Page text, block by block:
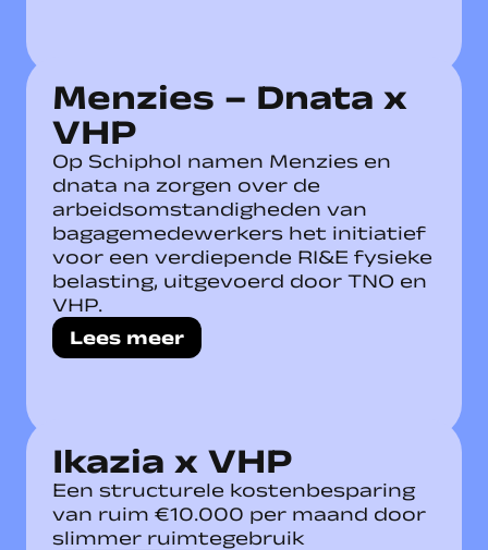
Menzies – Dnata x
VHP
Op Schiphol namen Menzies en
dnata na zorgen over de
arbeidsomstandigheden van
bagagemedewerkers het initiatief
voor een verdiepende RI&E fysieke
belasting, uitgevoerd door TNO en
VHP.
Lees meer
Ikazia x VHP
Een structurele kostenbesparing
van ruim €10.000 per maand door
slimmer ruimtegebruik